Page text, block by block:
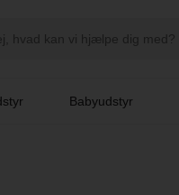
Babyudstyr